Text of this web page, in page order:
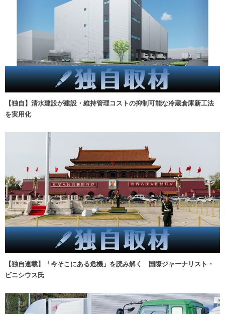
【独自】清水建設が建設・維持管理コストの抑制可能な冷蔵倉庫新工法
を実用化
【独自連載】「今そこにある危機」を読み解く 国際ジャーナリスト・
ビニシウス氏